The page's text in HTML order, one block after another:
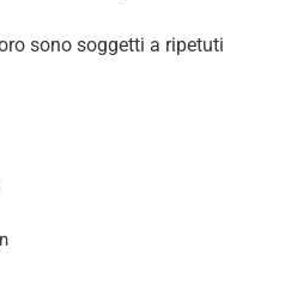
sono soggetti a ripetuti